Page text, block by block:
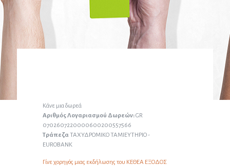
Κάνε μια δωρεά
Αριθμός Λογαριασμού Δωρεών:GR
0702607220000600200557566
Τράπεζα ΤΑΧΥΔΡΟΜΙΚΟ ΤΑΜΙΕΥΤΗΡΙΟ -
EUROBANK
Γίνε χορηγός μιας εκδήλωσης του ΚΕΘΕΑ ΕΞΟΔΟΣ